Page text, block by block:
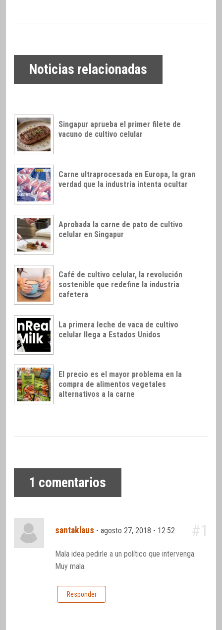
Noticias relacionadas
Singapur aprueba el primer filete de
vacuno de cultivo celular
Carne ultraprocesada en Europa, la gran
verdad que la industria intenta ocultar
Aprobada la carne de pato de cultivo
celular en Singapur
Café de cultivo celular, la revolución
sostenible que redefine la industria
cafetera
La primera leche de vaca de cultivo
celular llega a Estados Unidos
El precio es el mayor problema en la
compra de alimentos vegetales
alternativos a la carne
1 comentarios
santaklaus -agosto 27, 2018 - 12:52 #1
Mala idea pedirle a un político que intervenga.
Muy mala.
Responder